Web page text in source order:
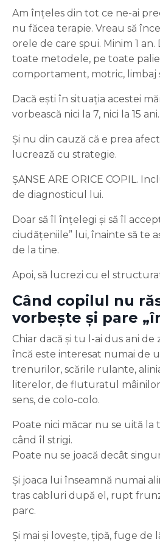
Am înțeles din tot ce ne-ai
nu făcea terapie. Vreau să
orele de care spui. Minim 1
toate metodele, pe toate
comportament, motric, limbaj
Dacă ești în situația acestei
vorbească nici la 7, nici la 15 ani.
Și nu din cauză că e prea
lucrează cu strategie.
ȘANSE ARE ORICE COPIL.
de diagnosticul lui.
Doar să îl înțelegi și să îl
ciudățeniile” lui, înainte să te
de la tine.
Apoi, să lucrezi cu el
Când copilul nu
vorbește și pare
Chiar dacă și tu l-ai dus ani de
încă este interesat numai de
trenurilor, scările rulante,
literelor, de fluturatul
sens, de colo-colo.
Poate nici măcar nu se uită la
când îl strigi.
Poate nu se joacă decât
Și joaca lui înseamnă numai
tras cabluri după el, rupt
parc.
Și mai și lovește, țipă, fuge de